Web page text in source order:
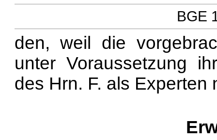
BGE
den, weil die
unter Voraussetzung
des Hrn. F. als Experten